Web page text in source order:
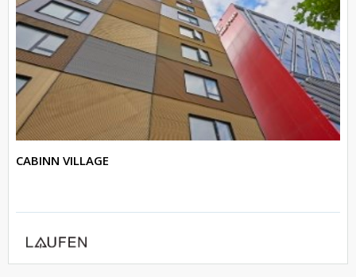
CABINN VILLAGE